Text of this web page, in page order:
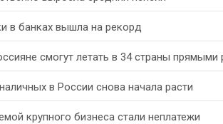
в банках вышла на рекорд
смогут летать в 34 страны прямыми
в России снова начала расти
крупного бизнеса стали неплатежи